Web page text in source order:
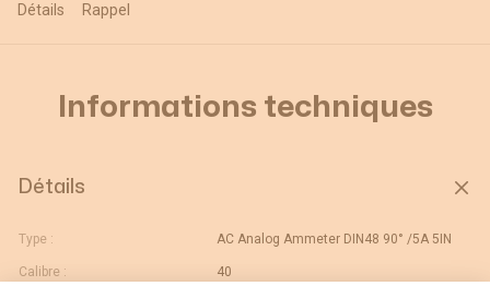
Détails Rappel
Informations techniques
Détails
Type : AC Analog Ammeter DIN48 90° /5A 5IN
Calibre : 40